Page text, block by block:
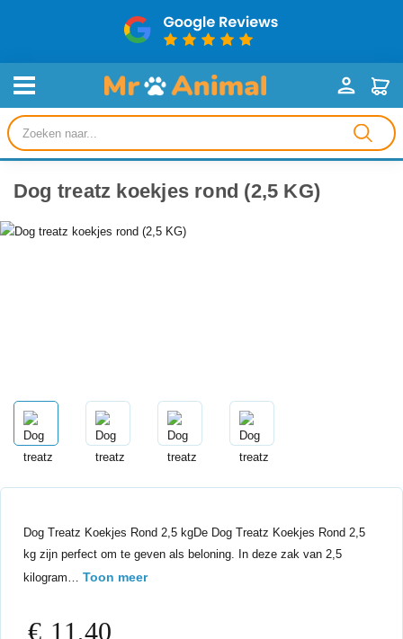
Producten
zoeken
Dog treatz koekjes rond (2,5 KG)
Dog Treatz Koekjes Rond 2,5 kgDe Dog Treatz Koekjes Rond 2,5
kg zijn perfect om te geven als beloning. In deze zak van 2,5
kilogram… Toon meer
€ 11,40